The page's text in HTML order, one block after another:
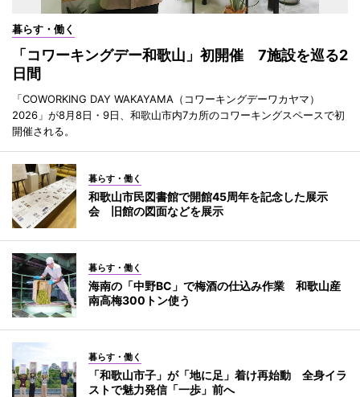
暮らす・働く
「コワーキングデー和歌山」初開催 7施設を巡る2
日間
「COWORKING DAY WAKAYAMA（コワーキングデーワカヤマ）
2026」が8月8日・9日、和歌山市内7カ所のコワーキングスペースで初
開催される。
暮らす・働く
和歌山市民図書館で開館45周年を記念した展示
会 旧館の図面などを展示
暮らす・働く
海南の「中野BC」で梅酒の仕込み作業 和歌山産
南高梅300トン使う
暮らす・働く
「和歌山市子」が「地に足」着け再始動 全身イラ
ストで魅力発信「一歩」前へ